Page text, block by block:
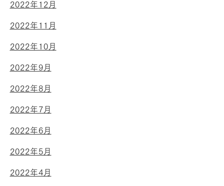
2022年12月
2022年11月
2022年10月
2022年9月
2022年8月
2022年7月
2022年6月
2022年5月
2022年4月